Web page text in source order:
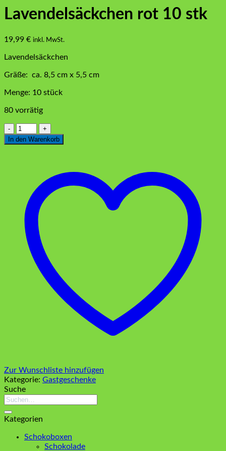
Lavendelsäckchen rot 10 stk
19,99 € inkl. MwSt.
Lavendelsäckchen
Gräße: ca. 8,5 cm x 5,5 cm
Menge: 10 stück
80 vorrätig
Lavendelsäckchen
rot
10
In den Warenkorb
Zur Wunschliste hinzufügen
Kategorie: Gastgeschenke
Suche
Suchen
Kategorien
Schokoboxen
Schokolade